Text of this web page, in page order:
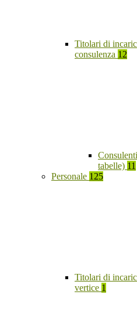
Titolari di
consulenza 12
tabelle) 11
Personale 125
Titolari di
vertice 1